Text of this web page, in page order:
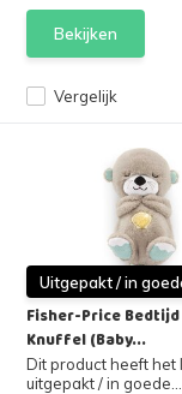
Vergelijk
Bekijken
Uitgepakt / in
Fisher-Price
Knuffel (Baby...
Dit product heeft het
uitgepakt / in goede...